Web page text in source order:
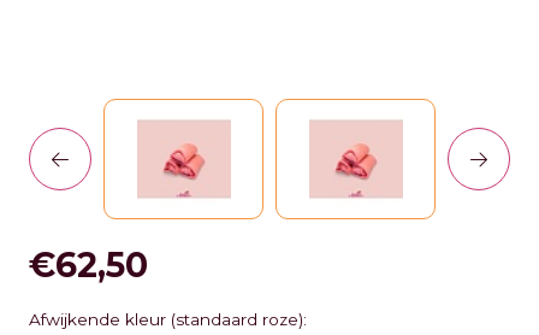
€62,50
Afwijkende kleur (standaard roze):